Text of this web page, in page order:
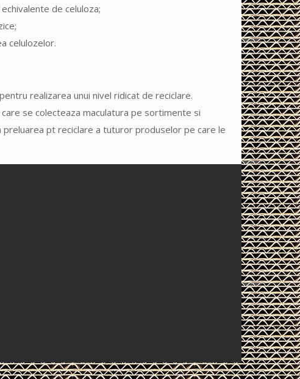
de celuloza;
celulozelor.
realizarea unui nivel ridicat de reciclare.
se colecteaza maculatura pe sortimente si
preluarea pt reciclare a tuturor produselor pe care le